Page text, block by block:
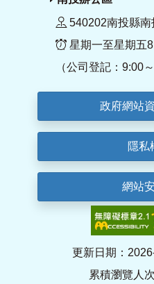
540202南投縣
星期一至星期五
（公司登記：9:00
政府網站
隱私
網站
更新日期：
累積瀏覽人